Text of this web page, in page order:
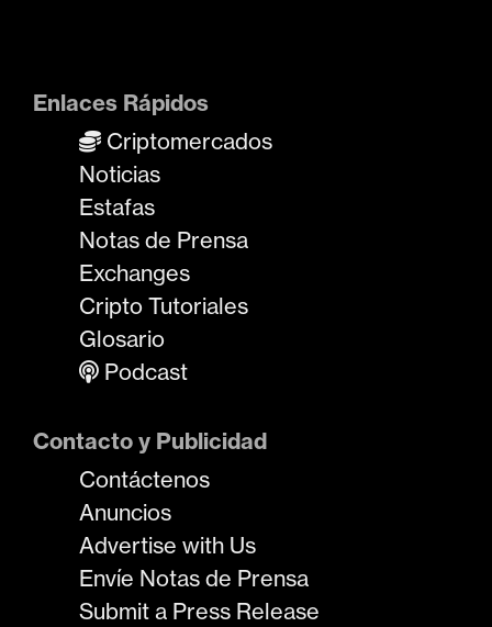
Enlaces Rápidos
Criptomercados
Noticias
Estafas
Notas de Prensa
Exchanges
Cripto Tutoriales
Glosario
Podcast
Contacto y Publicidad
Contáctenos
Anuncios
Advertise with Us
Envíe Notas de Prensa
Submit a Press Release